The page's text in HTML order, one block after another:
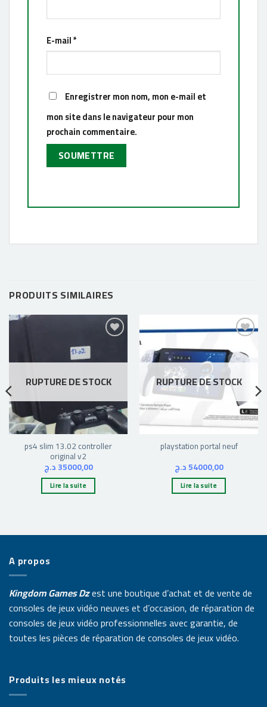
E-mail*
Enregistrer mon nom, mon e-mail et
mon site dans le navigateur pour mon
prochain commentaire.
PRODUITS SIMILAIRES
d’envies
RUPTURE DE STOCK
ps4 slim 13.02 controller
original v2
35000,00د.ج
Lire la suite
à la liste
d’envies
RUPTURE DE STOCK
playstation portal neuf
54000,00د.ج
Lire la suite
A propos
Kingdom Games Dzest une boutique d’achat et de vente de
consoles de jeux vidéo neuves et d’occasion, de réparation de
consoles de jeux vidéo professionnelles avec garantie, de
toutes les pièces de réparation de consoles de jeux vidéo.
Produits les mieux notés